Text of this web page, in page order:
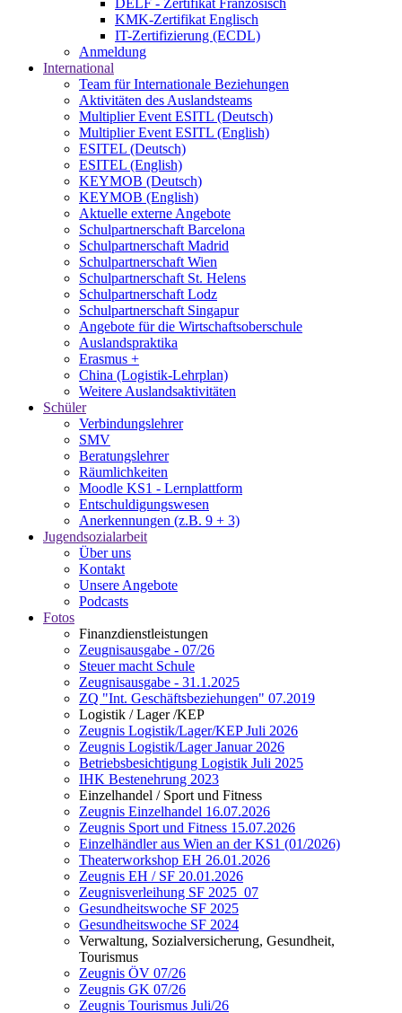
DELF - Zertifikat Französisch
KMK-Zertifikat Englisch
IT-Zertifizierung (ECDL)
Anmeldung
International
Team für Internationale Beziehungen
Aktivitäten des Auslandsteams
Multiplier Event ESITL (Deutsch)
Multiplier Event ESITL (English)
ESITEL (Deutsch)
ESITEL (English)
KEYMOB (Deutsch)
KEYMOB (English)
Aktuelle externe Angebote
Schulpartnerschaft Barcelona
Schulpartnerschaft Madrid
Schulpartnerschaft Wien
Schulpartnerschaft St. Helens
Schulpartnerschaft Lodz
Schulpartnerschaft Singapur
Angebote für die Wirtschaftsoberschule
Auslandspraktika
Erasmus +
China (Logistik-Lehrplan)
Weitere Auslandsaktivitäten
Schüler
Verbindungslehrer
SMV
Beratungslehrer
Räumlichkeiten
Moodle KS1 - Lernplattform
Entschuldigungswesen
Anerkennungen (z.B. 9 + 3)
Jugendsozialarbeit
Über uns
Kontakt
Unsere Angebote
Podcasts
Fotos
Finanzdienstleistungen
Zeugnisausgabe - 07/26
Steuer macht Schule
Zeugnisausgabe - 31.1.2025
ZQ "Int. Geschäftsbeziehungen" 07.2019
Logistik / Lager /KEP
Zeugnis Logistik/Lager/KEP Juli 2026
Zeugnis Logistik/Lager Januar 2026
Betriebsbesichtigung Logistik Juli 2025
IHK Bestenehrung 2023
Einzelhandel / Sport und Fitness
Zeugnis Einzelhandel 16.07.2026
Zeugnis Sport und Fitness 15.07.2026
Einzelhändler aus Wien an der KS1 (01/2026)
Theaterworkshop EH 26.01.2026
Zeugnis EH / SF 20.01.2026
Zeugnisverleihung SF 2025_07
Gesundheitswoche SF 2025
Gesundheitswoche SF 2024
Verwaltung, Sozialversicherung, Gesundheit,
Tourismus
Zeugnis ÖV 07/26
Zeugnis GK 07/26
Zeugnis Tourismus Juli/26